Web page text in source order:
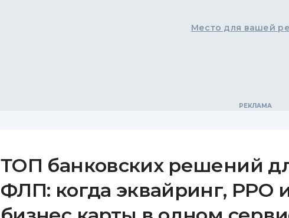
Место для вашей
ТОП банковских решений
ФЛП: когда эквайринг, РРО